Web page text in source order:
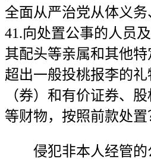
全面从严治党从体义务
41.向处置公事的人员
其配头等亲属和其他
超出一般投桃报李的
（券）和有价证券、
等财物，按照前款处置
侵犯非本人经管的